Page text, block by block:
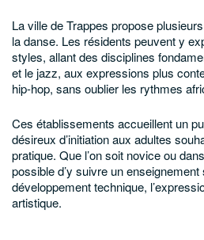
La ville de Trappes propose
la danse. Les résidents peuvent y
styles, allant des disciplines
et le jazz, aux expressions plus
hip-hop, sans oublier les rythmes
Ces établissements accueillent un
désireux d’initiation aux adultes
pratique. Que l’on soit novice ou
possible d’y suivre un
développement technique,
artistique.